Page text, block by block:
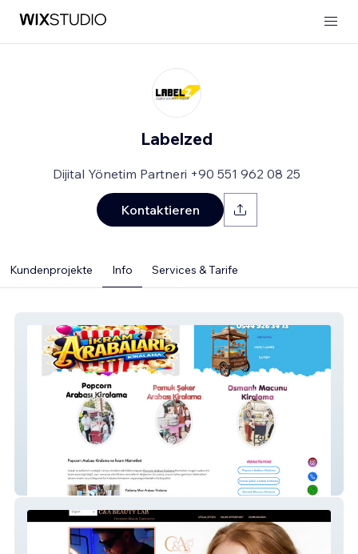
Labelzed
Dijital Yönetim Partneri +90 551 962 08 25
Kontaktieren
Kundenprojekte Info Services & Tarife
İkram Arabaları Kiralama